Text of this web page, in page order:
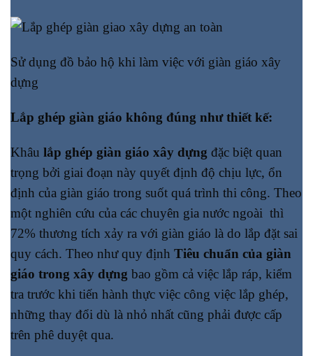
Sử dụng đồ bảo hộ khi làm việc với giàn giáo xây
dựng
Lắp ghép giàn giáo không đúng như thiết kế:
Khâu lắp ghép giàn giáo xây dựng đặc biệt quan
trọng bởi giai đoạn này quyết định độ chịu lực, ổn
định của giàn giáo trong suốt quá trình thi công. Theo
một nghiên cứu của các chuyên gia nước ngoài thì
72% thương tích xảy ra với giàn giáo là do lắp đặt sai
quy cách. Theo như quy định Tiêu chuẩn của giàn
giáo trong xây dựng bao gồm cả việc lắp ráp, kiểm
tra trước khi tiến hành thực việc công việc lắp ghép,
những thay đổi dù là nhỏ nhất cũng phải được cấp
trên phê duyệt qua.